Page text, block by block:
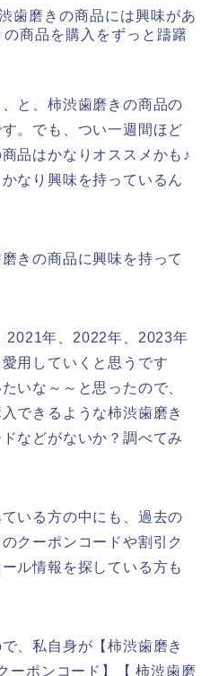
歯磨きの商品には興味があ
商品を購入をずっと躊躇
と、柿渋歯磨きの商品の
。でも、つい一週間ほど
品はかなりオススメかも♪
なり興味を持っているん
きの商品に興味を持って
2021年、2022年、2023年
用していくと思うです
いな～～と思ったので、
できるような柿渋歯磨き
などがないか？調べてみ
いる方の中にも、過去の
クーポンコードや割引ク
ル情報を探している方も
、私自身が【柿渋歯磨き
ーポンコード】【 柿渋歯磨